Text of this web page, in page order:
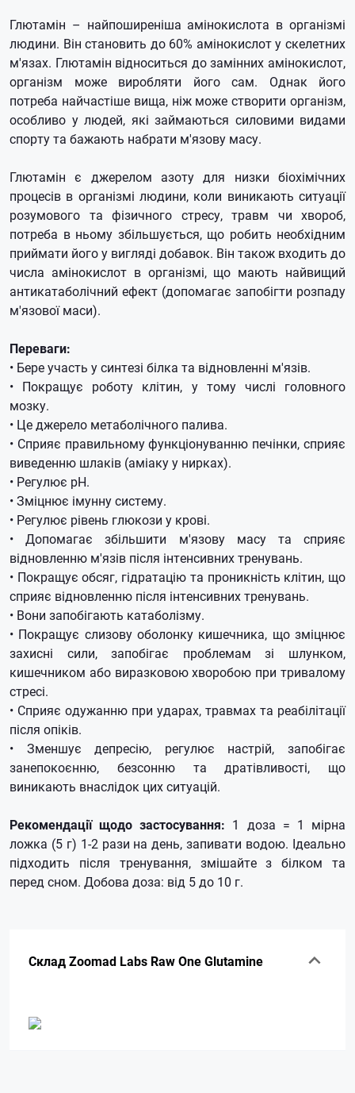
Глютамін – найпоширеніша амінокислота в організмі
людини. Він становить до 60% амінокислот у скелетних
м'язах. Глютамін відноситься до замінних амінокислот,
організм може виробляти його сам. Однак його
потреба найчастіше вища, ніж може створити організм,
особливо у людей, які займаються силовими видами
спорту та бажають набрати м'язову масу.
Глютамін є джерелом азоту для низки біохімічних
процесів в організмі людини, коли виникають ситуації
розумового та фізичного стресу, травм чи хвороб,
потреба в ньому збільшується, що робить необхідним
приймати його у вигляді добавок. Він також входить до
числа амінокислот в організмі, що мають найвищий
антикатаболічний ефект (допомагає запобігти розпаду
м'язової маси).
Переваги:
• Бере участь у синтезі білка та відновленні м'язів.
• Покращує роботу клітин, у тому числі головного
мозку.
• Це джерело метаболічного палива.
• Сприяє правильному функціонуванню печінки, сприяє
виведенню шлаків (аміаку у нирках).
• Регулює рН.
• Зміцнює імунну систему.
• Регулює рівень глюкози у крові.
• Допомагає збільшити м'язову масу та сприяє
відновленню м'язів після інтенсивних тренувань.
• Покращує обсяг, гідратацію та проникність клітин, що
сприяє відновленню після інтенсивних тренувань.
• Вони запобігають катаболізму.
• Покращує слизову оболонку кишечника, що зміцнює
захисні сили, запобігає проблемам зі шлунком,
кишечником або виразковою хворобою при тривалому
стресі.
• Сприяє одужанню при ударах, травмах та реабілітації
після опіків.
• Зменшує депресію, регулює настрій, запобігає
занепокоєнню, безсонню та дратівливості, що
виникають внаслідок цих ситуацій.
Рекомендації щодо застосування: 1 доза = 1 мірна
ложка (5 г) 1-2 рази на день, запивати водою. Ідеально
підходить після тренування, змішайте з білком та
перед сном. Добова доза: від 5 до 10 г.
Склад Zoomad Labs Raw One Glutamine